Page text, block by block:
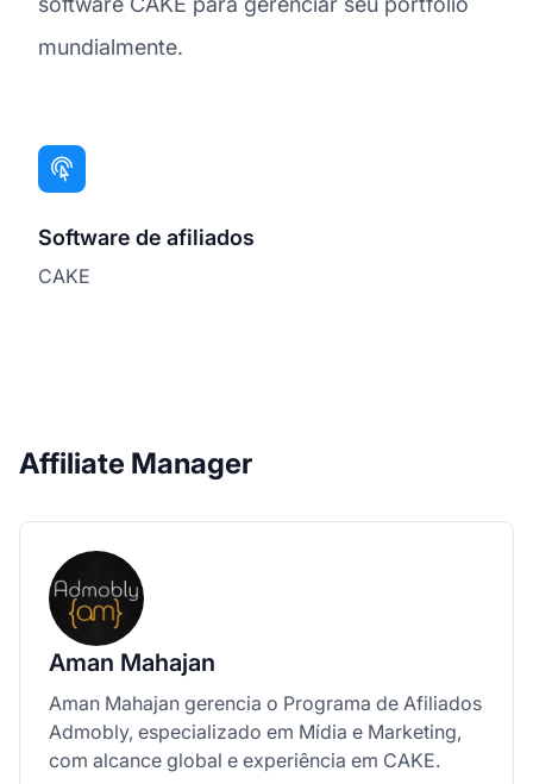
mundialmente.
Software de afiliados
CAKE
Affiliate Manager
Aman Mahajan
Aman Mahajan gerencia o Programa de Afiliados
Admobly, especializado em Mídia e Marketing,
com alcance global e experiência em CAKE.